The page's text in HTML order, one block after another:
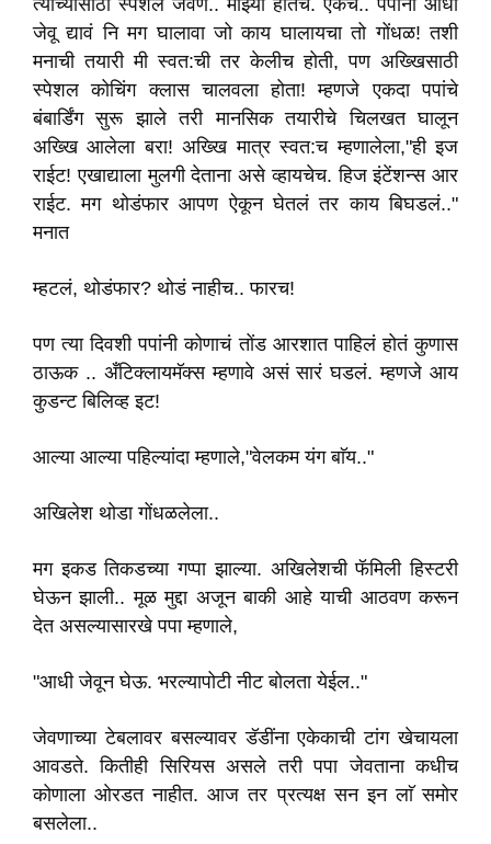
त्याच्यासाठी स्पेशल जेवण.. माझ्या हातचं. एकच.. पपांनी आधी
जेवू द्यावं नि मग घालावा जो काय घालायचा तो गोंधळ! तशी
मनाची तयारी मी स्वत:ची तर केलीच होती, पण अख्खिसाठी
स्पेशल कोचिंग क्लास चालवला होता! म्हणजे एकदा पपांचे
बंबार्डिंग सुरू झाले तरी मानसिक तयारीचे चिलखत घालून
अख्खि आलेला बरा! अख्खि मात्र स्वत:च म्हणालेला,"ही इज
राईट! एखाद्याला मुलगी देताना असे व्हायचेच. हिज इंटेंशन्स आर
राईट. मग थोडंफार आपण ऐकून घेतलं तर काय बिघडलं.."
मनात
म्हटलं, थोडंफार? थोडं नाहीच.. फारच!
पण त्या दिवशी पपांनी कोणाचं तोंड आरशात पाहिलं होतं कुणास
ठाऊक .. अँटिक्लायमॅक्स म्हणावे असं सारं घडलं. म्हणजे आय
कुडन्ट बिलिव्ह इट!
आल्या आल्या पहिल्यांदा म्हणाले,"वेलकम यंग बाॅय.."
अखिलेश थोडा गोंधळलेला..
मग इकड तिकडच्या गप्पा झाल्या. अखिलेशची फॅमिली हिस्टरी
घेऊन झाली.. मूळ मुद्दा अजून बाकी आहे याची आठवण करून
देत असल्यासारखे पपा म्हणाले,
"आधी जेवून घेऊ. भरल्यापोटी नीट बोलता येईल.."
जेवणाच्या टेबलावर बसल्यावर डॅडींना एकेकाची टांग खेचायला
आवडते. कितीही सिरियस असले तरी पपा जेवताना कधीच
कोणाला ओरडत नाहीत. आज तर प्रत्यक्ष सन इन लाॅ समोर
बसलेला..